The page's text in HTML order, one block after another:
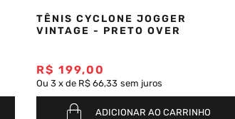
TÊNIS CYCLONE JOGGER
VINTAGE - PRETO OVER
R$ 199,00
Ou 3 x de R$ 66,33 sem juros
ADICIONAR AO CARRINHO